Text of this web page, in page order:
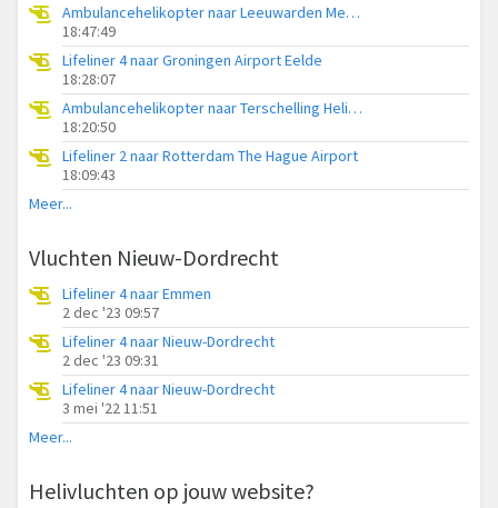
Ambulancehelikopter naar Leeuwarden Medical Center Heliport
18:47:49
Lifeliner 4 naar Groningen Airport Eelde
18:28:07
Ambulancehelikopter naar Terschelling Heliport
18:20:50
Lifeliner 2 naar Rotterdam The Hague Airport
18:09:43
Meer...
Vluchten Nieuw-Dordrecht
Lifeliner 4 naar Emmen
2 dec '23 09:57
Lifeliner 4 naar Nieuw-Dordrecht
2 dec '23 09:31
Lifeliner 4 naar Nieuw-Dordrecht
3 mei '22 11:51
Meer...
Helivluchten op jouw website?